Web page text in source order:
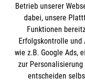
Impressum
Datenschutz
Kontakt
Die Malteser
Betrieb unserer
dabei, unsere
Funktionen
Erfolgskontrolle und
wie z.B. Google Ads,
zur
entscheiden